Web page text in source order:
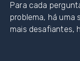
Para cada
problema, há uma
mais desafiantes,